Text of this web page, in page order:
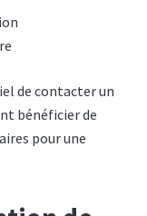
de contacter un
bénéficier de
pour une